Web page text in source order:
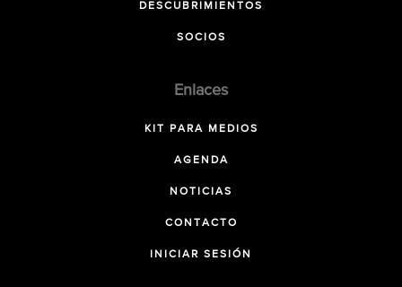
DESCUBRIMIENTOS
SOCIOS
Enlaces
KIT PARA MEDIOS
AGENDA
NOTICIAS
CONTACTO
INICIAR SESIÓN